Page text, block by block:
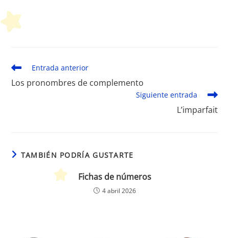
Leer
artículos
Entrada anterior
Los pronombres de complemento
Siguiente entrada
L’imparfait
TAMBIÉN PODRÍA GUSTARTE
Fichas de números
4 abril 2026